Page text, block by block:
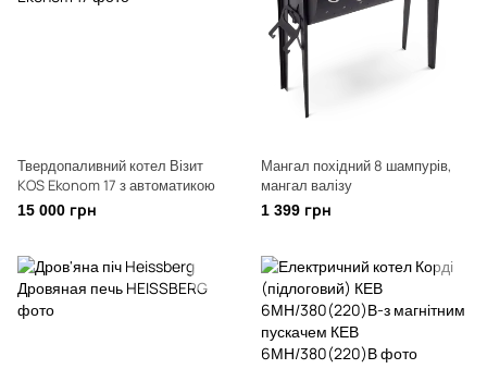
Твердопаливний котел Візит
KOS Ekonom 17 з автоматикою
15 000 грн
Мангал похідний 8 шампурів,
мангал валізу
1 399 грн